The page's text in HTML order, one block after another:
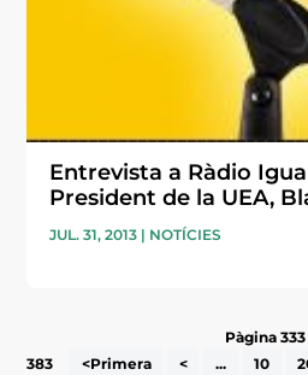
Entrevista a Ràdio
President de la UEA,
JUL. 31, 2013 | NOTÍCIES
Pàgina
383
<Primera < ... 10